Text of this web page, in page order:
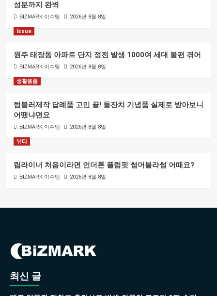
성분까지 완벽
BIZMARK 이슈팀 2026년 8월 8일
Issue
원주 태장동 아파트 단지 정전 발생 1000여 세대 불편 겪어
BIZMARK 이슈팀 2026년 8월 8일
생활용품
텀블러제작 답례품 고민 끝! 돌잔치 기념품 실제로 받아보니
어땠냐면요
BIZMARK 이슈팀 2026년 8월 8일
뷰티
립라이너 처음이라면 언더톤 플럼핏 썸머블라썸 어때요?
BIZMARK 이슈팀 2026년 8월 8일
최신 글